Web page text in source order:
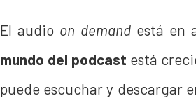
El audio on demandestá en
mundo del podcast está
puede escuchar y descargar